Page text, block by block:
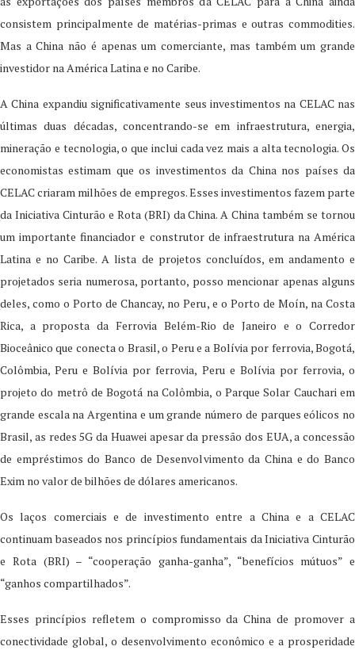
consistem principalmente de matérias-primas e outras commodities.
Mas a China não é apenas um comerciante, mas também um grande
investidor na América Latina e no Caribe.
A China expandiu significativamente seus investimentos na CELAC nas
últimas duas décadas, concentrando-se em infraestrutura, energia,
mineração e tecnologia, o que inclui cada vez mais a alta tecnologia. Os
economistas estimam que os investimentos da China nos países da
CELAC criaram milhões de empregos. Esses investimentos fazem parte
da Iniciativa Cinturão e Rota (BRI) da China. A China também se tornou
um importante financiador e construtor de infraestrutura na América
Latina e no Caribe. A lista de projetos concluídos, em andamento e
projetados seria numerosa, portanto, posso mencionar apenas alguns
deles, como o Porto de Chancay, no Peru, e o Porto de Moín, na Costa
Rica, a proposta da Ferrovia Belém-Rio de Janeiro e o Corredor
Bioceânico que conecta o Brasil, o Peru e a Bolívia por ferrovia, Bogotá,
Colômbia, Peru e Bolívia por ferrovia, Peru e Bolívia por ferrovia, o
projeto do metrô de Bogotá na Colômbia, o Parque Solar Cauchari em
grande escala na Argentina e um grande número de parques eólicos no
Brasil, as redes 5G da Huawei apesar da pressão dos EUA, a concessão
de empréstimos do Banco de Desenvolvimento da China e do Banco
Exim no valor de bilhões de dólares americanos.
Os laços comerciais e de investimento entre a China e a CELAC
continuam baseados nos princípios fundamentais da Iniciativa Cinturão
e Rota (BRI) – “cooperação ganha-ganha”, “benefícios mútuos” e
“ganhos compartilhados”.
Esses princípios refletem o compromisso da China de promover a
conectividade global, o desenvolvimento econômico e a prosperidade